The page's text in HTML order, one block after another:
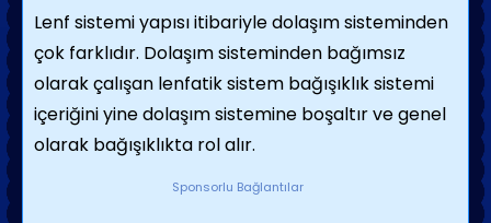
Lenf sistemi yapısı itibariyle dolaşım sisteminden
çok farklıdır. Dolaşım sisteminden bağımsız
olarak çalışan lenfatik sistem bağışıklık sistemi
içeriğini yine dolaşım sistemine boşaltır ve genel
olarak bağışıklıkta rol alır.
Sponsorlu Bağlantılar